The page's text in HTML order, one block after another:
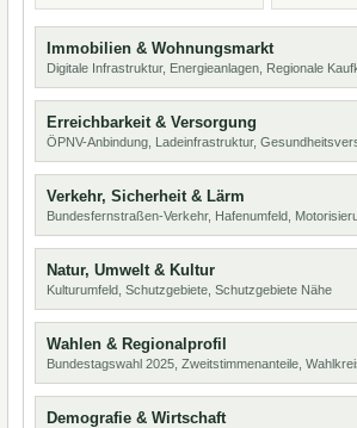
Immobilien & Wohnungsmarkt
Digitale Infrastruktur, Energieanlagen, Regionale
Erreichbarkeit & Versorgung
ÖPNV-Anbindung, Ladeinfrastruktur,
Verkehr, Sicherheit & Lärm
Bundesfernstraßen-Verkehr, Hafenumfeld,
Natur, Umwelt & Kultur
Kulturumfeld, Schutzgebiete, Schutzgebiete Nähe
Wahlen & Regionalprofil
Bundestagswahl 2025, Zweitstimmenanteile,
Demografie & Wirtschaft